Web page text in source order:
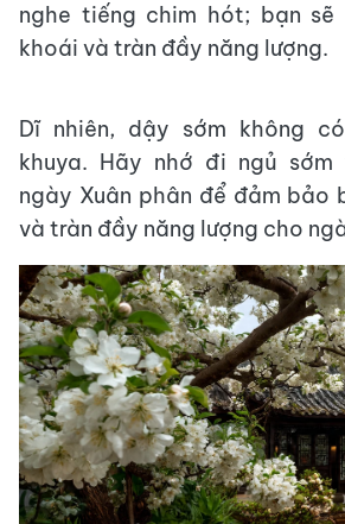
nghe tiếng chim hót; bạn
khoái và tràn đầy năng lượng.
Dĩ nhiên, dậy sớm không
khuya. Hãy nhớ đi ngủ
ngày Xuân phân để đảm bảo
và tràn đầy năng lượng cho